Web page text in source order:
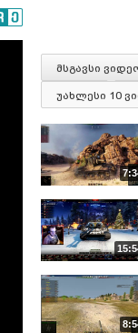
მსგავსი
უახლესი 10